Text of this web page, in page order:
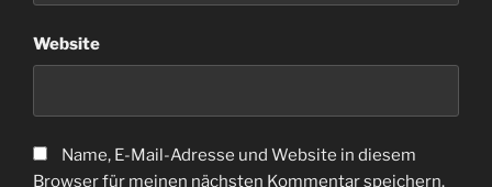
Website
Name, E-Mail-Adresse und Website in diesem
Browser für meinen nächsten Kommentar speichern.